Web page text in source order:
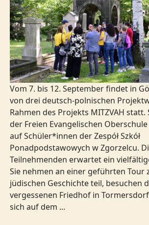
Vom 7. bis 12. September findet in
von drei deutsch-polnischen
Rahmen des Projekts MITZVAH
der Freien Evangelischen
auf Schüler*innen der Zespół Szkół
Ponadpodstawowych w Zgorzelcu.
Teilnehmenden erwartet ein
Sie nehmen an einer geführten Tour
jüdischen Geschichte teil, besuchen
vergessenen Friedhof in
sich auf dem ...